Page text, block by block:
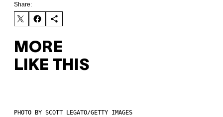
Share:
MORE
LIKE THIS
PHOTO BY SCOTT LEGATO/GETTY IMAGES